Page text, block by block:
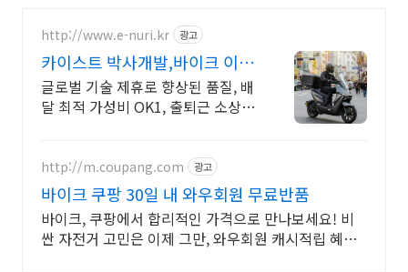
http://www.e-nuri.kr 광고
카이스트 박사개발,바이크 이누
리 VOLT
글로벌 기술 제휴로 향상된 품질, 배
달 최적 가성비 OK1, 출퇴근 소상공
http://m.coupang.com 광고
바이크 쿠팡 30일 내 와우회원 무료반품
바이크, 쿠팡에서 합리적인 가격으로 만나보세요! 비
싼 자전거 고민은 이제 그만, 와우회원 캐시적립 혜택